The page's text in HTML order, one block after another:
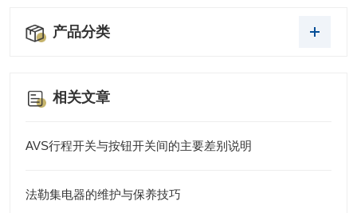
产品分类
相关文章
AVS行程开关与按钮开关间的主要差别说明
法勒集电器的维护与保养技巧